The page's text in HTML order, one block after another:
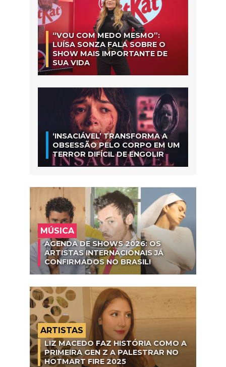
“VOU COM MEDO MESMO”:
LUÍSA SONZA FALA SOBRE O
SHOW MAIS IMPORTANTE DE
SUA VIDA
‘INSACIÁVEL’ TRANSFORMA A
OBSESSÃO PELO CORPO EM UM
TERROR DIFÍCIL DE ENGOLIR
MÚSICA
AGENDA DE SHOWS 2026: OS
ARTISTAS INTERNACIONAIS JÁ
CONFIRMADOS NO BRASIL!
ARTISTAS
LIZ MACEDO FAZ HISTÓRIA COMO A
PRIMEIRA GEN Z A PALESTRAR NO
HOTMART FIRE 2025